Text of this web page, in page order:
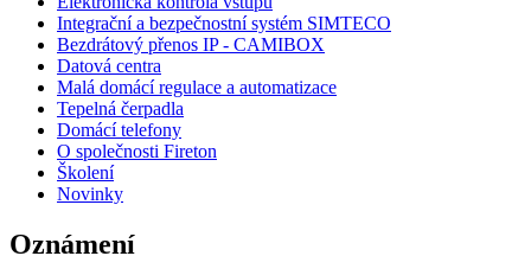
Integrační a bezpečnostní systém SIMTECO
Bezdrátový přenos IP - CAMIBOX
Datová centra
Malá domácí regulace a automatizace
Tepelná čerpadla
Domácí telefony
O společnosti Fireton
Školení
Novinky
Oznámení